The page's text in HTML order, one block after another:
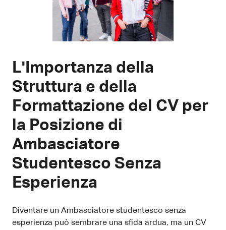
L'Importanza della
Struttura e della
Formattazione del CV per
la Posizione di
Ambasciatore
Studentesco Senza
Esperienza
Diventare un Ambasciatore studentesco senza
esperienza può sembrare una sfida ardua, ma un CV